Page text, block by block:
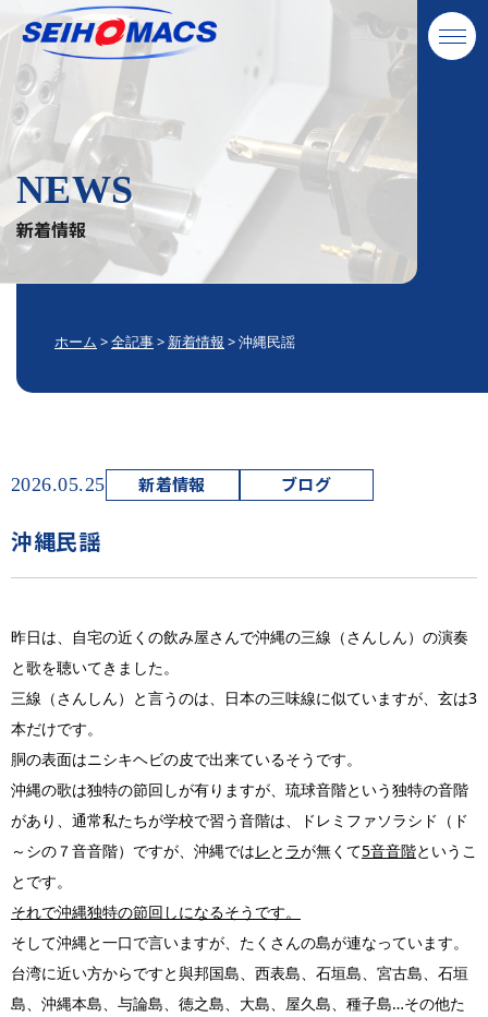
NEWS
新着情報
ホーム >全記事> 新着情報 >沖縄民謡
2026.05.25 新着情報 ブログ
沖縄民謡
昨日は、自宅の近くの飲み屋さんで沖縄の三線（さんしん）の演奏
と歌を聴いてきました。
三線（さんしん）と言うのは、日本の三味線に似ていますが、玄は3
本だけです。
胴の表面はニシキヘビの皮で出来ているそうです。
沖縄の歌は独特の節回しが有りますが、琉球音階という独特の音階
があり、通常私たちが学校で習う音階は、ドレミファソラシド（ド
～シの７音音階）ですが、沖縄ではレと ラが無くて5音音階というこ
とです。
それで沖縄独特の節回しになるそうです。
そして沖縄と一口で言いますが、たくさんの島が連なっています。
台湾に近い方からですと與邦国島、西表島、石垣島、宮古島、石垣
島、沖縄本島、与論島、徳之島、大島、屋久島、種子島…その他た